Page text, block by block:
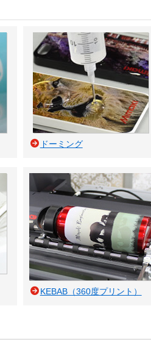
ドーミング
KEBAB（360度プリント）